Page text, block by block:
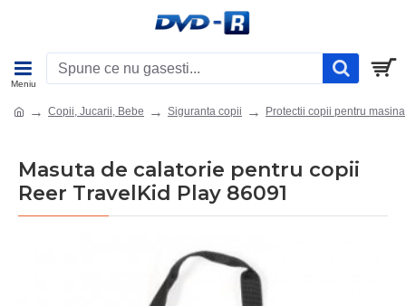
Copii, Jucarii, Bebe Siguranta copii Protectii copii pentru masina
Masuta de calatorie pentru copii
Reer TravelKid Play 86091